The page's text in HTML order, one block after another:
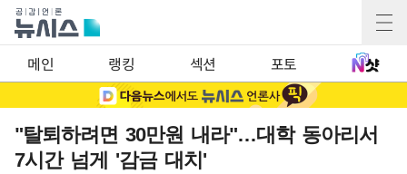
메인 랭킹 섹션 포토
"탈퇴하려면 30만원 내라"…대학 동아리서
7시간 넘게 '감금 대치'